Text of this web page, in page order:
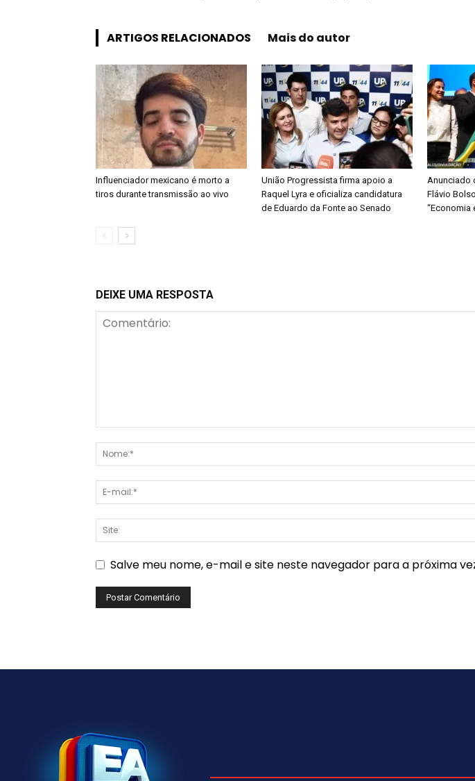
ARTIGOS RELACIONADOS Mais do autor
Influenciador mexicano é morto a
tiros durante transmissão ao vivo
União Progressista firma apoio a
Raquel Lyra e oficializa candidatura
de Eduardo da Fonte ao Senado
Anunciado
Flávio
“Economia
DEIXE UMA RESPOSTA
Salve meu nome, e-mail e site neste navegador para a próxima